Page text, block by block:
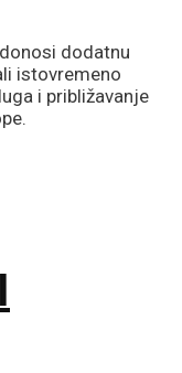
dodatnu
istovremeno
i približavanje